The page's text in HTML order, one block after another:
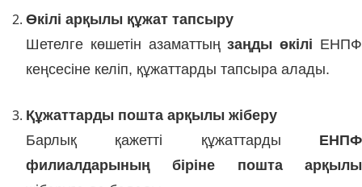
Өкілі арқылы құжат тапсыру
Шетелге көшетін азаматтыңзаңды өкілі ЕНПФ
кеңсесіне келіп, құжаттарды тапсыра алады.
Құжаттарды пошта арқылы жіберу
Барлық қажетті құжаттарды ЕНПФ
филиалдарының біріне пошта арқылы